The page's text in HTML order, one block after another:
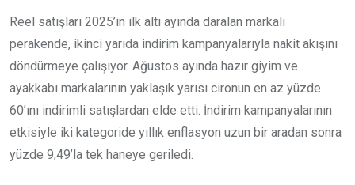
Reel satışları 2025’in ilk altı ayında daralan markalı
perakende, ikinci yarıda indirim kampanyalarıyla nakit akışını
döndürmeye çalışıyor. Ağustos ayında hazır giyim ve
ayakkabı markalarının yaklaşık yarısı cironun en az yüzde
60’ını indirimli satışlardan elde etti. İndirim kampanyalarının
etkisiyle iki kategoride yıllık enflasyon uzun bir aradan sonra
yüzde 9,49’la tek haneye geriledi.